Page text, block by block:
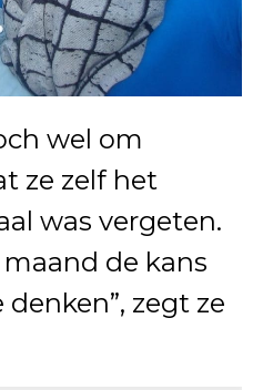
wel om
ze zelf het
was vergeten.
de kans
zegt ze